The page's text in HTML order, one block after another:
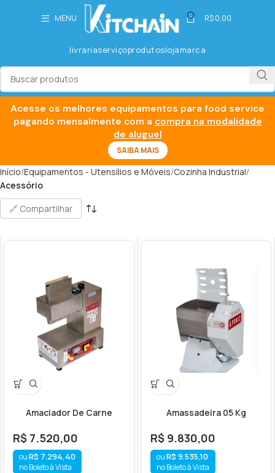
MENU 0 R$0,00
livrariaserviçoprodutoslojamarca
Início Equipamentos - Utensílios e Móveis Cozinha Industrial
Acessório
🔗 Compartilhar
Amaciador De Carne
R$ 7.520,00
R$ 7.294,40
no Boleto à Vista
Amassadeira 05 Kg
R$9.830,00
R$ 9.535,10
no Boleto à Vista
Acesse os melhores equipamentos para food service
pagando mensalmente com a compra na modalidade
de aluguel
SAIBA MAIS